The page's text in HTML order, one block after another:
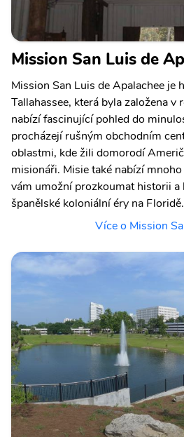
Mission San Luis de
Mission San Luis de Apalachee je
Tallahassee, která byla založena
nabízí fascinující pohled do
procházejí rušným obchodním
oblastmi, kde žili domorodí
misionáři. Misie také nabízí
vám umožní prozkoumat historii a
španělské koloniální éry na Floridě.
Více o Mission